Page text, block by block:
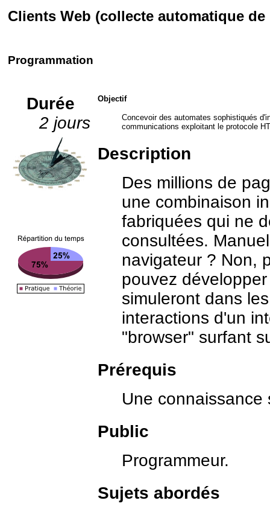
Clients Web (collecte automatique
Programmation
Durée
2 jours
Objectif
Concevoir des automates sophistiqués
communications exploitant le protocole
Description
Des millions de
une combinaison
fabriquées qui ne
consultées.
navigateur ? Non,
pouvez
simuleront dans
interactions d'un
"browser" surfant
Prérequis
Une
Public
Programmeur.
Sujets abordés